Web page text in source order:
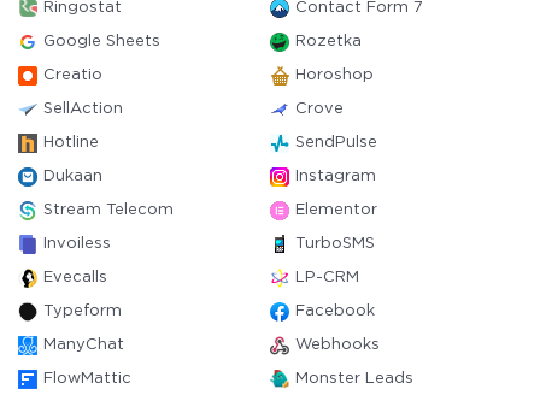
Ringostat Contact Form 7
Google Sheets Rozetka
Creatio Horoshop
SellAction Crove
Hotline SendPulse
Dukaan Instagram
Stream Telecom Elementor
Invoiless TurboSMS
Evecalls LP-CRM
Typeform Facebook
ManyChat Webhooks
FlowMattic Monster Leads